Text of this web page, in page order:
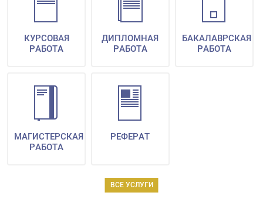
ВСЕ УСЛУГИ
КУРСОВАЯ
РАБОТА
ДИПЛОМНАЯ
РАБОТА
БАКАЛАВРСКАЯ
РАБОТА
МАГИСТЕРСКАЯ
РАБОТА
РЕФЕРАТ